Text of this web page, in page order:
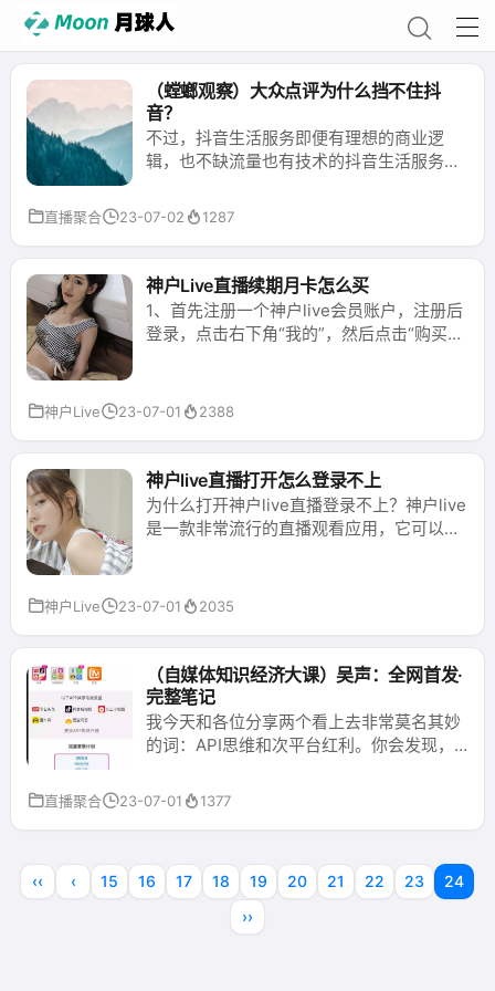
（螳螂观察）大众点评为什么挡不住抖
音？
不过，抖音生活服务即便有理想的商业逻
辑，也不缺流量也有技术的抖音生活服务，
留存的难题。毕竟，抖音生活服务的流量来
源相对复杂，可能来自短视频、直播间、搜
索或团购聚合页等，但不管是哪里来的用
户，可能都无法拒绝有低价优势的吃喝玩乐
爆品。早在2022年4月，美团就上线过面向
商家和达人的“美团直播助手”以借势内容洪
流，只是最后无疾而终了。...
直播聚合 23-07-02 1287
神户Live直播续期月卡怎么买
1、首先注册一个神户live会员账户，注册后
登录，点击右下角“我的”，然后点击“购买续
后填写联系方式，向下滚动，选择支付宝或
微信支付（支付宝为主），点击底部“支
付”，确认支付。...
神户Live 23-07-01 2388
神户live直播打开怎么登录不上
为什么打开神户live直播登录不上？神户live
是一款非常流行的直播观看应用，它可以让
您可能会遇到无法登录的情况下面为您介绍
一些可能的原因以及相应的解决方案。原因
一：网络问题网络是使用直播应用的基本前
提。如果您的网络状况不佳，您在使用神户
live时可能无法登录。该问题的表现是，输
入账号密码并点击登录按钮后，无法进入主
页...
神户Live 23-07-01 2035
（自媒体知识经济大课）吴声：全网首发·
完整笔记
我今天和各位分享两个看上去非常莫名其妙
的词：API思维和次平台红利。你会发现，
“罗辑思维”刷屏和完成引爆，绝对是云泥之
别。混沌研习社去年底基于“罗辑思维”的售
用户的现象告诉我们，成就IP本身，也会连
接新的流量平台，音视频的产品并不完全是
达客的模型。...
直播聚合 23-07-01 1377
‹‹ ‹ 15 16 17 18 19 20 21 22 23
24
››